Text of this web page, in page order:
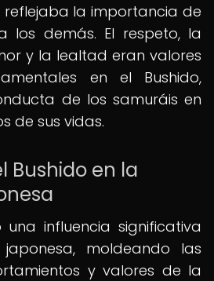
reflejaba la importancia de
los demás. El respeto, la
y la lealtad eran valores
en el Bushido,
de los samuráis en
de sus vidas.
Bushido en la
una influencia significativa
moldeando las
y valores de la